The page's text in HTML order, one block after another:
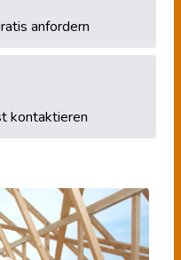
anfordern
kontaktieren